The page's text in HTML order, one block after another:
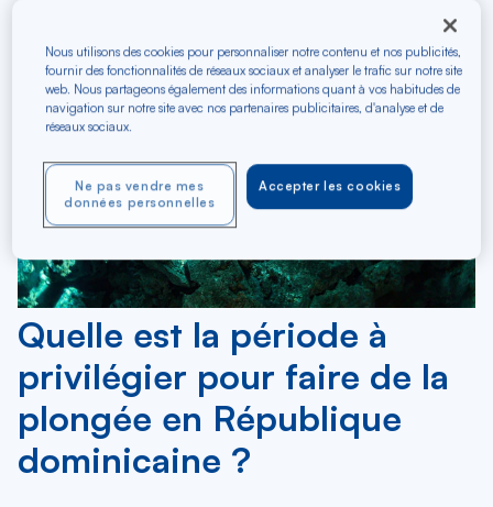
Quelle est la période à
privilégier pour faire de la
plongée en République
dominicaine ?
Nous utilisons des cookies pour personnaliser notre contenu et nos publicités,
fournir des fonctionnalités de réseaux sociaux et analyser le trafic sur notre site
web. Nous partageons également des informations quant à vos habitudes de
navigation sur notre site avec nos partenaires publicitaires, d'analyse et de
réseaux sociaux.
Accepter les cookies
Ne pas vendre mes
données personnelles